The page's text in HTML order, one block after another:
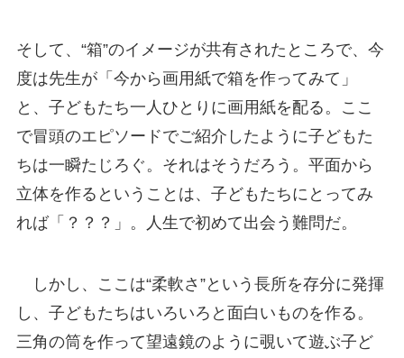
そして、“箱”のイメージが共有されたところで、今
度は先生が「今から画用紙で箱を作ってみて」
と、子どもたち一人ひとりに画用紙を配る。ここ
で冒頭のエピソードでご紹介したように子どもた
ちは一瞬たじろぐ。それはそうだろう。平面から
立体を作るということは、子どもたちにとってみ
れば「？？？」。人生で初めて出会う難問だ。
しかし、ここは“柔軟さ”という長所を存分に発揮
し、子どもたちはいろいろと面白いものを作る。
三角の筒を作って望遠鏡のように覗いて遊ぶ子ど